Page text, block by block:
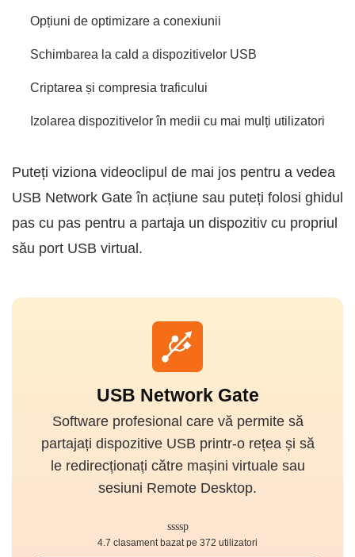
Opțiuni de optimizare a conexiunii
Schimbarea la cald a dispozitivelor USB
Criptarea și compresia traficului
Izolarea dispozitivelor în medii cu mai mulți utilizatori
Puteți viziona videoclipul de mai jos pentru a vedea
USB Network Gate în acțiune sau puteți folosi ghidul
pas cu pas pentru a partaja un dispozitiv cu propriul
său port USB virtual.
USB Network Gate
Software profesional care vă permite să
partajați dispozitive USB printr-o rețea și să
le redirecționați către mașini virtuale sau
sesiuni Remote Desktop.
4.7 clasament bazat pe 372 utilizatori